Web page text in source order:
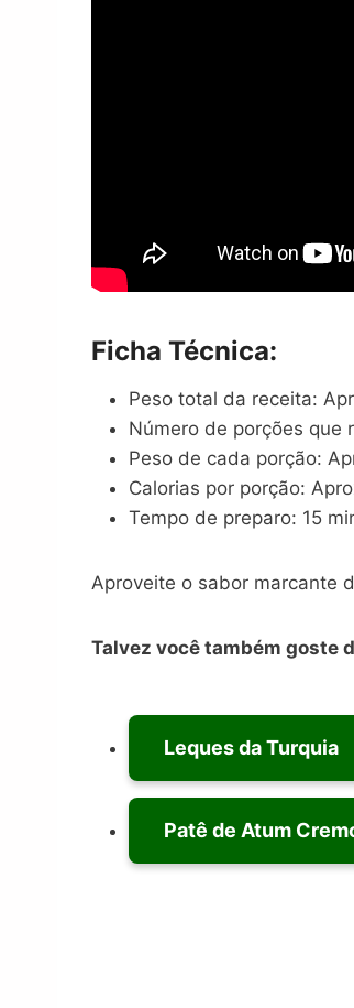
Ficha Técnica:
Peso total da receita:
Número de porções que
Peso de cada porção:
Calorias por porção:
Tempo de preparo: 15
Aproveite o sabor marcante
Talvez você também goste
Leques da Turquia
Patê de Atum